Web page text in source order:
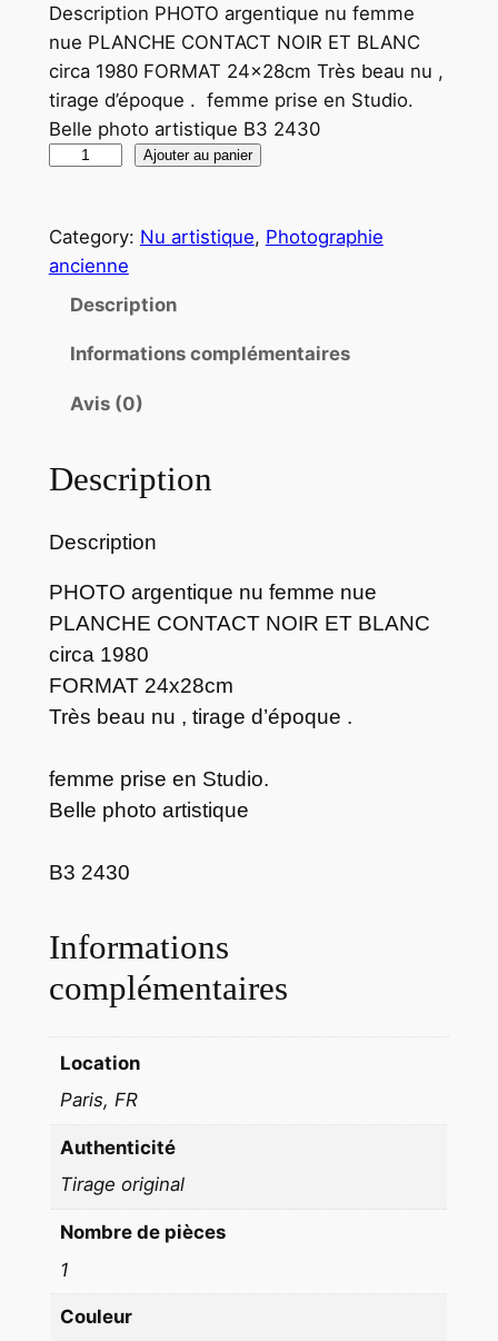
Description PHOTO argentique nu femme
nue PLANCHE CONTACT NOIR ET BLANC
circa 1980 FORMAT 24x28cm Très beau nu ,
tirage d’époque . femme prise en Studio.
Belle photo artistique B3 2430
n
t
H
T
a
r
g
e
n
q
u
n
f
e
m
Ajouter au panier
Category: Nu artistique, Photographie
ancienne
Description
Informations complémentaires
Avis (0)
Description
Description
PHOTO argentique nu femme nue
PLANCHE CONTACT NOIR ET BLANC
circa 1980
FORMAT 24x28cm
Très beau nu , tirage d’époque .
femme prise en Studio.
Belle photo artistique
B3 2430
Informations
complémentaires
Location
Paris, FR
Authenticité
Tirage original
Nombre de pièces
1
Couleur